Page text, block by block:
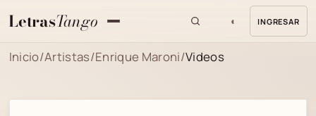
LetrasTango ◐ INGRESAR
Inicio/Artistas/Enrique Maroni/Videos